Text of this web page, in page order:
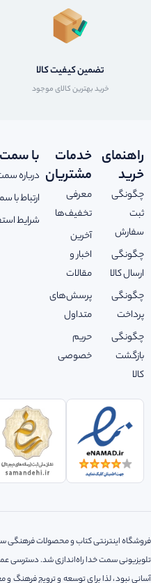
تضمین کیفیت کالا
خرید بهترین کالای موجود
راهنمای
خرید
چگونگی
ثبت
سفارش
چگونگی
ارسال کالا
چگونگی
پرداخت
چگونگی
بازگشت
کالا
خدمات
مشتریان
معرفی
تخفیف‌ها
آخرین
اخبار و
مقالات
پرسش‌های
متداول
حریم
خصوصی
با
درباره
ارتباط با
شرایط
تلویزیونی سمت خدا راه‌اندازی شد. دسترسی
آسانی نبود، لذا‌ برای توسعه و ترویج فرهنگ و